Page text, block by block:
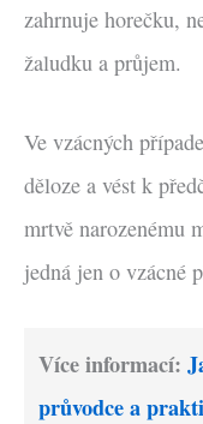
zahrnuje horečku,
žaludku a průjem.
Ve vzácných
děloze a vést k
mrtvě narozenému
jedná jen o vzácné
Více informací:
průvodce a